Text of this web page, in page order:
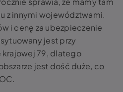
z innymi województwami.
i cenę za ubezpieczenie
jest przy
krajowej 79, dlatego
jest dość duże, co